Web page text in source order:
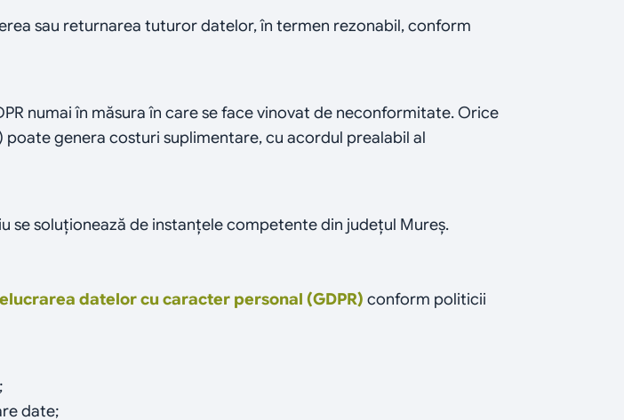
sau returnarea tuturor datelor, în termen rezonabil, conform
numai în măsura în care se face vinovat de neconformitate. Orice
poate genera costuri suplimentare, cu acordul prealabil al
se soluționează de instanțele competente din județul Mureș.
datelor cu caracter personal (GDPR) conform politicii
date;